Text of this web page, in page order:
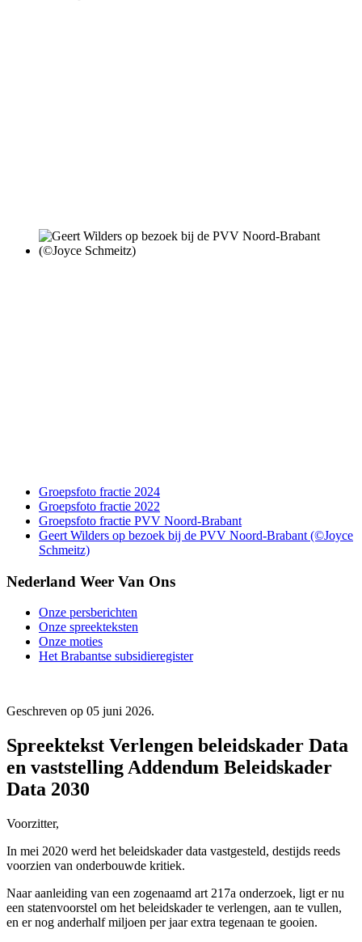
Groepsfoto fractie 2024
Groepsfoto fractie 2022
Groepsfoto fractie PVV Noord-Brabant
Geert Wilders op bezoek bij de PVV Noord-Brabant (©Joyce
Schmeitz)
Nederland Weer Van Ons
Onze persberichten
Onze spreekteksten
Onze moties
Het Brabantse subsidieregister
Geschreven op 05 juni 2026.
Spreektekst Verlengen beleidskader Data
en vaststelling Addendum Beleidskader
Data 2030
Voorzitter,
In mei 2020 werd het beleidskader data vastgesteld, destijds reeds
voorzien van onderbouwde kritiek.
Naar aanleiding van een zogenaamd art 217a onderzoek, ligt er nu
een statenvoorstel om het beleidskader te verlengen, aan te vullen,
en er nog anderhalf miljoen per jaar extra tegenaan te gooien.